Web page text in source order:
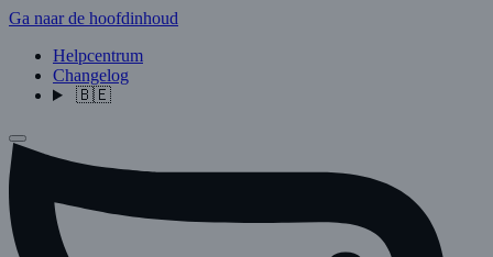
Ga naar de hoofdinhoud
Helpcentrum
Changelog
🇧🇪